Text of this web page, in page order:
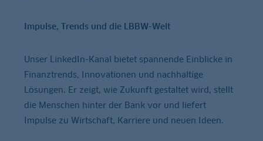
Impulse, Trends und die LBBW-Welt
Unser LinkedIn-Kanal bietet spannende Einblicke in
Finanztrends, Innovationen und nachhaltige
Lösungen. Er zeigt, wie Zukunft gestaltet wird, stellt
die Menschen hinter der Bank vor und liefert
Impulse zu Wirtschaft, Karriere und neuen Ideen.